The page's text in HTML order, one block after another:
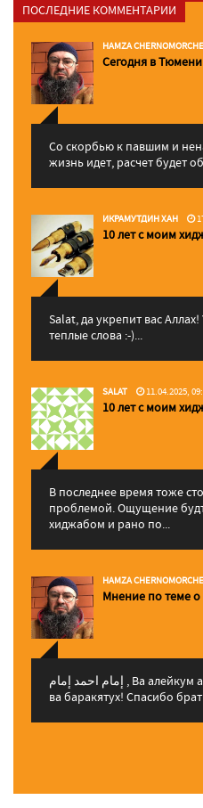
ПОСЛЕДНИЕ КОММЕНТАРИИ
HAMZA
Сегодня в
Со скорбью к павшим и
жизнь идет, расчет будет
ИКРАМУТДИН ХАН
10 лет с моим
Salat, да укрепит вас
теплые слова :-)...
SALAT 11.04.2025,
10 лет с моим
В последнее время тоже
проблемой. Ощущение
хиджабом и рано по...
HAMZA
Мнение по теме о
إمام احمد إمام , Ва алейкум ассалам ва рахматуЛлахи
ва баракятух! Спасибо